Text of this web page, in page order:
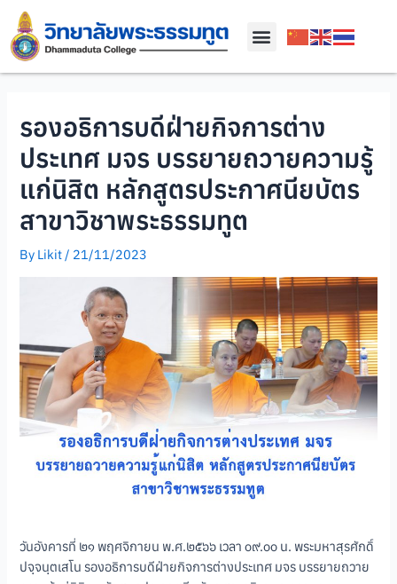
รองอธิการบดีฝ่ายกิจการต่าง
ประเทศ มจร บรรยายถวายความรู้
แก่นิสิต หลักสูตรประกาศนียบัตร
สาขาวิชาพระธรรมทูต
By Likit / 21/11/2023
วันอังคารที่ ๒๑ พฤศจิกายน พ.ศ.๒๕๖๖ เวลา ๐๙.๐๐ น. พระมหาสุรศักดิ์
ปจฺจนฺตเสโน รองอธิการบดีฝ่ายกิจการต่างประเทศ มจร บรรยายถวาย